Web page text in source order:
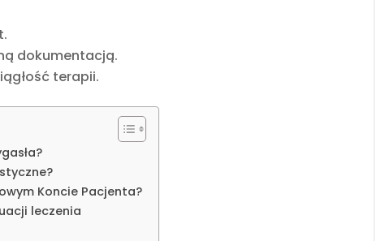
dokumentacją.
terapii.
Koncie Pacjenta?
leczenia